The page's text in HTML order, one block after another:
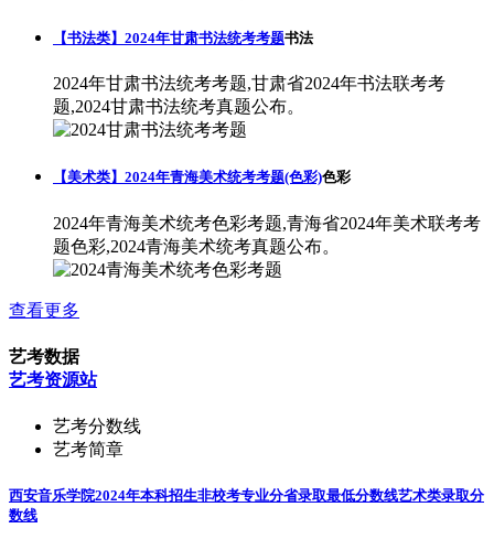
【书法类】2024年甘肃书法统考考题书法
2024年甘肃书法统考考题,甘肃省2024年书法联考考
题,2024甘肃书法统考真题公布。
【美术类】2024年青海美术统考考题(色彩)色彩
2024年青海美术统考色彩考题,青海省2024年美术联考考
题色彩,2024青海美术统考真题公布。
查看更多
艺考数据
艺考资源站
艺考分数线
艺考简章
西安音乐学院2024年本科招生非校考专业分省录取最低分数线艺术类录取分
数线